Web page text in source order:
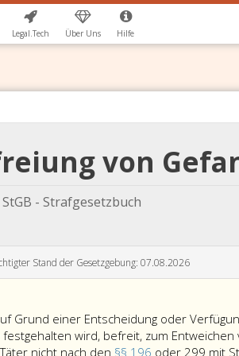
Legal.Tech Über Uns Hilfe
von
StGB - Strafgesetzbuch
Stand der Gesetzgebung: 07.08.2026
Grund einer Entscheidung oder
wird, befreit, zum
nicht nach den §§ 196 oder 299 mit